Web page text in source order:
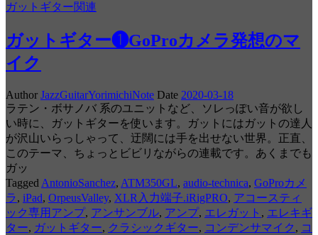
ガットギター関連
ガットギター❶GoProカメラ発想のマ
イク
Author JazzGuitarYorimichiNote Date 2020-03-18
ラテン・ボサノバ 系のユニットなど、ソレっぽい音が欲し
い時に、ガットギターを使います。ガットにはガットの達人
が沢山いらっしゃって、迂闊には手を出せない世界。正直、
このテーマ、ちょっとビビリながらの連載です。あくまでも
ガッ
Tagged AntonioSanchez, ATM350GL, audio-technica, GoProカメ
ラ, iPad, OrpeusValley, XLR入力端子.iRigPRO, アコースティ
ック専用アンプ, アンサンブル, アンプ, エレガット , エレキギ
ター, ガットギター, クラシックギター, コンデンサマイク , コ